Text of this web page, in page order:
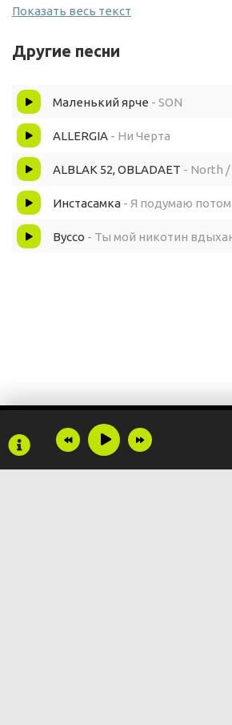
Хочу быть и тем, и тем
Очень много тем
Голова пухнет от идей
У нее багровый оттенок
Каждый новый день
Десятки планов или хотелок, но
Как их отличить друг от друга?
И потому беру их все
Никогда не могу выбрать десерт
Показать весь текст
Другие песни
Маленький ярче - SON
ALLERGIA - Ни Черта
ALBLAK 52, OBLADAET - North /
Инстасамка - Я подумаю потом
Вуссо - Ты мой никотин